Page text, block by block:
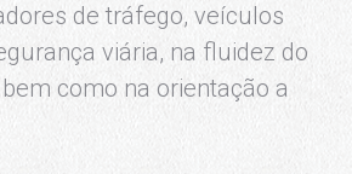
de tráfego, veículos
viária, na fluidez do
como na orientação a